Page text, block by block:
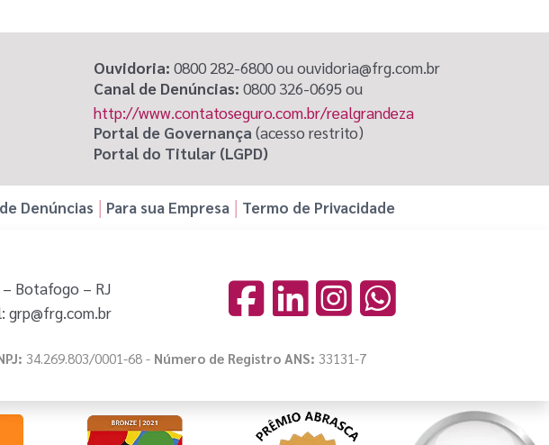
Ouvidoria: 0800 282-6800 ou ouvidoria@frg.com.br
Canal de Denúncias: 0800 326-0695 ou
http://www.contatoseguro.com.br/realgrandeza
Portal de Governança (acesso restrito)
Portal do Titular (LGPD)
Denúncias Para sua Empresa Termo de Privacidade
– Botafogo – RJ
grp@frg.com.br
34.269.803/0001-68 - Número de Registro ANS: 33131-7